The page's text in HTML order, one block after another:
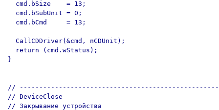
  cmd.bSize    = 13;
  cmd.bSubUnit = 0;
  cmd.bCmd     = 13;
  CallCDDriver(&cmd, nCDUnit);
  return (cmd.wStatus);
}
// ---------------------------------------------------
// DeviceClose
// Закрывание устройства